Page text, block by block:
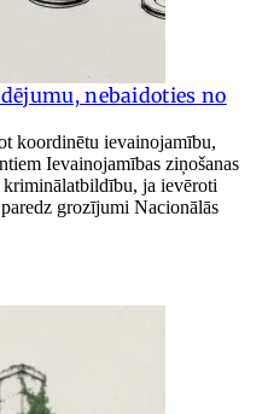
nebaidoties no
koordinētu ievainojamību,
Ievainojamības ziņošanas
kriminālatbildību, ja ievēroti
grozījumi Nacionālās